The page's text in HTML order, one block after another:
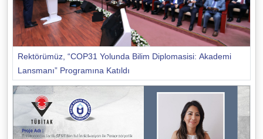
Rektörümüz, “COP31 Yolunda Bilim Diplomasisi: Akademi
Lansmanı” Programına Katıldı